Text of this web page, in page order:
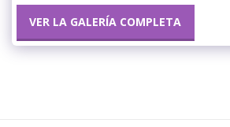
VER LA GALERÍA COMPLETA